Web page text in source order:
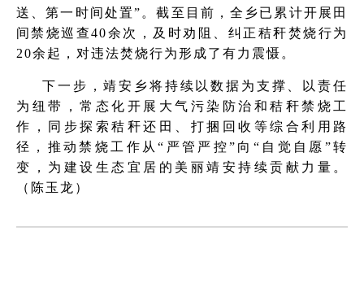
送、第一时间处置”。截至目前，全乡已累计开展田
间禁烧巡查40余次，及时劝阻、纠正秸秆焚烧行为
20余起，对违法焚烧行为形成了有力震慑。
下一步，靖安乡将持续以数据为支撑、以责任
为纽带，常态化开展大气污染防治和秸秆禁烧工
作，同步探索秸秆还田、打捆回收等综合利用路
径，推动禁烧工作从“严管严控”向“自觉自愿”转
变，为建设生态宜居的美丽靖安持续贡献力量。
（陈玉龙）